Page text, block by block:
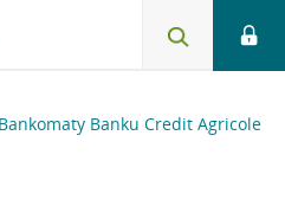
Bankomaty Banku Credit Agricole